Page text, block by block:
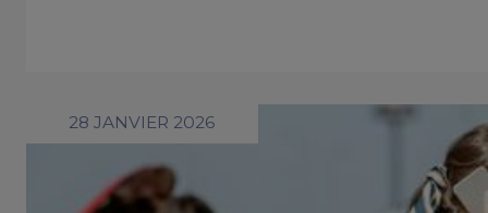
28 JANVIER 2026